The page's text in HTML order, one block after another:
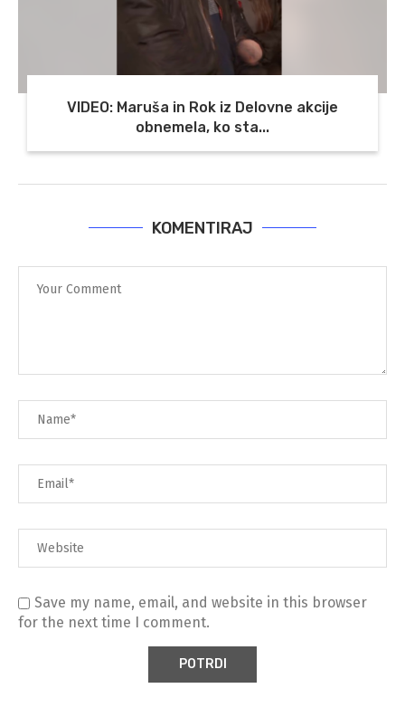
VIDEO: Maruša in Rok iz Delovne akcije
obnemela, ko sta...
KOMENTIRAJ
Save my name, email, and website in this browser
for the next time I comment.